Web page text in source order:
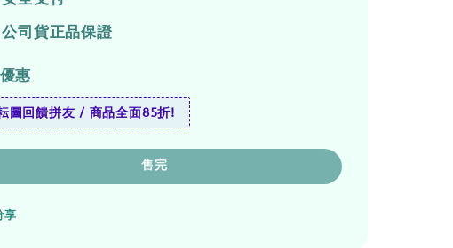
公司貨正品保證
惠
圖回饋拼友 / 商品全面85折!
售完
享